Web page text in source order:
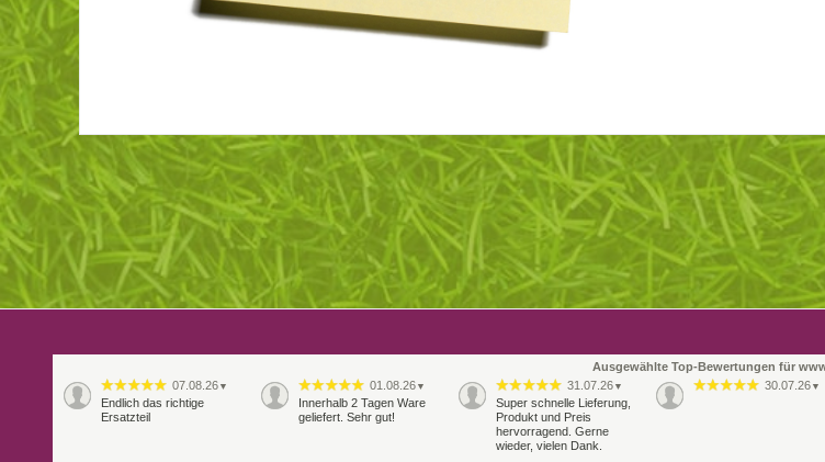
Ausgewählte Top-Bewertungen für
07.08.26 ▼
Endlich das richtige
Ersatzteil
01.08.26 ▼
Innerhalb 2 Tagen Ware
geliefert. Sehr gut!
31.07.26 ▼
Super schnelle Lieferung,
Produkt und Preis
hervorragend. Gerne
wieder, vielen Dank.
30.07.26 ▼